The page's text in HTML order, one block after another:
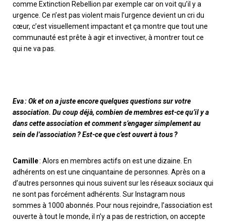
comme Extinction Rebellion par exemple car on voit qu’il y a
urgence. Ce n’est pas violent mais l’urgence devient un cri du
cœur, c’est visuellement impactant et ça montre que tout une
communauté est prête à agir et invectiver, à montrer tout ce
qui ne va pas.
Eva : Ok et on a juste encore quelques questions sur votre
association. Du coup déjà, combien de membres est-ce qu’il y a
dans cette association et comment s’engager simplement au
sein de l’association ? Est-ce que c’est ouvert à tous ?
Camille: Alors en membres actifs on est une dizaine . En
adhérents on est une cinquantaine de personnes Après on a
d’autres personnes qui nous suivent sur les réseaux sociaux qui
ne sont pas forcément adhérents . Sur Instagram nous
sommes à 1000 abonnés. Pour nous rejoindre, l’association est
ouverte à tout le monde, il n’y a pas de restriction, on accepte